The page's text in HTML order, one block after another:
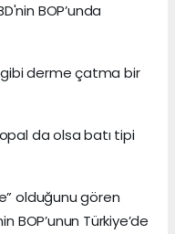
BOP’unda
gibi derme çatma bir
da olsa batı tipi
olduğunu gören
BOP’unun Türkiye’de